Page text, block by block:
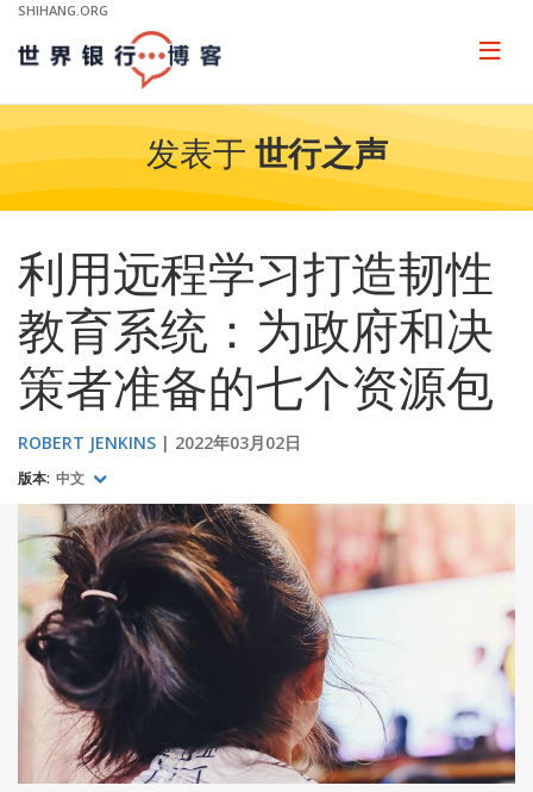
Skip
Main
Navigation
SHIHANG.ORG
Page
发表于 世行之声
利用远程学习打造韧性
教育系统：为政府和决
策者准备的七个资源包
ROBERT JENKINS 2022年03月02日
版本: 中文